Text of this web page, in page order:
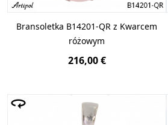
Bransoletka B14201-QR z Kwarcem
różowym
216,00 €